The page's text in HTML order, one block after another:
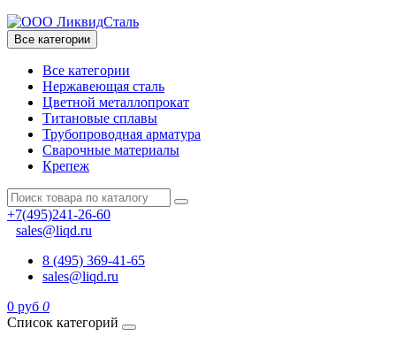
Все категории
Все категории
Нержавеющая сталь
Цветной металлопрокат
Титановые сплавы
Трубопроводная арматура
Сварочные материалы
Крепеж
+7(495)241-26-60
sales@liqd.ru
8 (495) 369-41-65
sales@liqd.ru
0 руб 0
Список категорий